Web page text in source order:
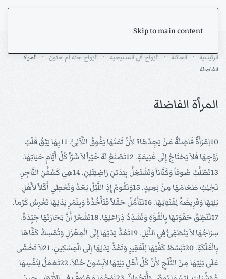
Skip to main content
الرئيسية العائلة الزواج في المسيحية الزواج جنة أم جنون
المرأة
الفاضلة
المرأة الفاضلة
10اِمْرَأَةٌ فَاضِلَةٌ مَنْ يَجِدُهَا؟ لأَنَّ ثَمَنَهَا يَفُوقُ اللَّآلِئَ. 11بِهَا يَثِقُ قَلْبُ
زَوْجِهَا فَلاَ يَحْتَاجُ إِلَى غَنِيمَةٍ. 12تَصْنَعُ لَهُ خَيْراً لاَ شَرّاً كُلَّ أَيَّامِ حَيَاتِهَا.
13تَطْلُبُ صُوفاً وَكَتَّاناً وَتَشْتَغِلُ بِيَدَيْنِ رَاضِيَتَيْنِ. 14هِيَ كَسُفُنِ التَّاجِرِ.
تَجْلِبُ طَعَامَهَا مِنْ بَعِيدٍ. 15وَتَقُومُ إِذِ اللَّيْلُ بَعْدُ وَتُعْطِي أَكْلاً لأَهْلِ
بَيْتِهَا وَفَرِيضَةً لِفَتَيَاتِهَا. 16تَتَأَمَّلُ حَقْلاً فَتَأْخُذُهُ وَبِثَمَرِ يَدَيْهَا تَغْرِسُ كَرْماً.
17تُنَطِّقُ حَقَوَيْهَا بِالْقُوَّةِ وَتُشَدِّدُ ذِرَاعَيْهَا. 18تَشْعُرُ أَنَّ تِجَارَتَهَا جَيِّدَةٌ.
سِرَاجُهَا لاَ يَنْطَفِئُ فِي اللَّيْلِ. 19تَمُدُّ يَدَيْهَا إِلَى الْمِغْزَلِ وَتُمْسِكُ كَفَّاهَا
بِالْفَلْكَةِ. 20تَبْسُطُ كَفَّيْهَا لِلْفَقِيرِ وَتَمُدُّ يَدَيْهَا إِلَى الْمِسْكِينِ. 21لاَ تَخْشَى
عَلَى بَيْتِهَا مِنَ الثَّلْجِ لأَنَّ كُلَّ أَهْلِ بَيْتِهَا لاَبِسُونَ حُلَلاً. 22تَعْمَلُ لِنَفْسِهَا